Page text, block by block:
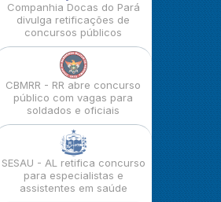
Companhia Docas do Pará
divulga retificações de
concursos públicos
CBMRR - RR abre concurso
público com vagas para
soldados e oficiais
SESAU - AL retifica concurso
para especialistas e
assistentes em saúde